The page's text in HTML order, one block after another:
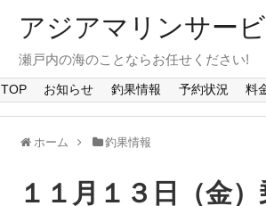
アジアマリンサー
瀬戸内の海のことならお任せください!
TOP お知らせ 釣果情報 予約状況 料
ホーム 釣果情報
１１月１３日（金